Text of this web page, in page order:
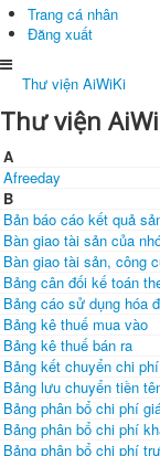
Trang cá nhân
Đăng xuất
Thư viện AiWiKi
Thư viện
A
Afreeday
B
Bản báo cáo kết quả
Bàn giao tài sản của
Bàn giao tài sản, công
Bảng cân đối kế toán
Bảng cáo sử dụng hóa
Bảng kê thuế mua vào
Bảng kê thuế bán ra
Bảng kết chuyển chi
Bảng lưu chuyển tiền
Bảng phân bổ chi phí
Bảng phân bổ chi phí
Bảng phân bổ chi phí